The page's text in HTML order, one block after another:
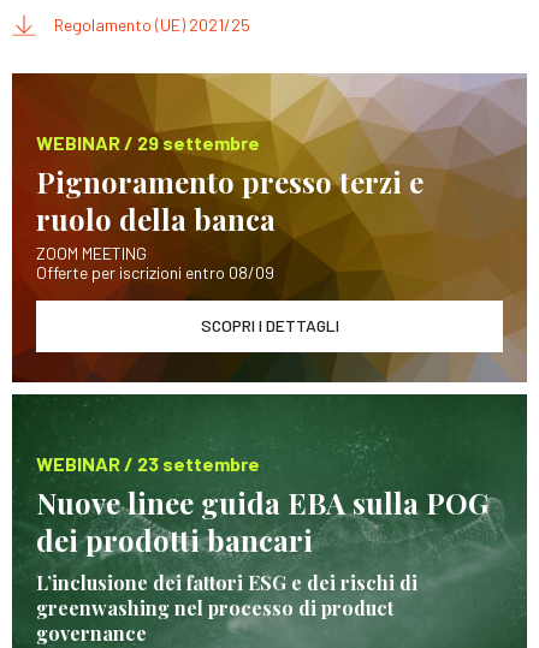
Regolamento (UE) 2021/25
WEBINAR / 29 settembre
Pignoramento presso terzi e
ruolo della banca
ZOOM MEETING
Offerte per iscrizioni entro 08/09
SCOPRI I DETTAGLI
WEBINAR / 23 settembre
Nuove linee guida EBA sulla POG
dei prodotti bancari
L’inclusione dei fattori ESG e dei rischi di
greenwashing nel processo di product
governance